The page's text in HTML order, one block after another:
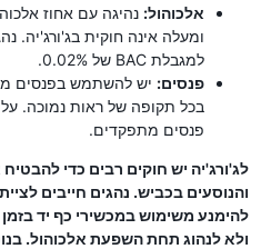
אלכוהול:
למגבלת BAC של 0.02%.
פנסים: יש להשתמש בפנסים
בכל תקופה של ראות נמוכה. על
פנסים מתפקדים.
לג'ורג'יה יש חוקים רבים כדי
והנוסעים בכביש. נהגים חייבים
להימנע משימוש במכשירי כף יד
ולא לנהוג תחת השפעת אלכוהול.